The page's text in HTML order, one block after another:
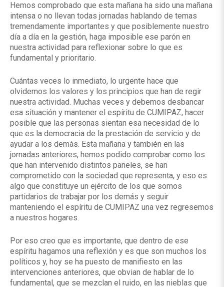
Hemos comprobado que esta mañana ha sido una mañana
intensa o no llevan todas jornadas hablando de temas
tremendamente importantes y que posiblemente nuestro
día a día en la gestión, haga imposible ese parón en
nuestra actividad para reflexionar sobre lo que es
fundamental y prioritario.
Cuántas veces lo inmediato, lo urgente hace que
olvidemos los valores y los principios que han de regir
nuestra actividad. Muchas veces y debemos desbancar
esa situación y mantener el espíritu de CUMIPAZ, hacer
posible que las personas sientan esa necesidad de lo
que es la democracia de la prestación de servicio y de
ayudar a los demás. Esta mañana y también en las
jornadas anteriores, hemos podido comprobar como los
que han intervenido distintos paneles, se han
comprometido con la sociedad que representa, y eso es
algo que constituye un ejército de los que somos
partidarios de trabajar por los demás y seguir
manteniendo el espíritu de CUMIPAZ una vez regresemos
a nuestros hogares.
Por eso creo que es importante, que dentro de ese
espíritu hagamos una reflexión y es que son muchos los
políticos y, hoy se ha puesto de manifiesto en las
intervenciones anteriores, que obvian de hablar de lo
fundamental, que se mezclan el ruido, en las nieblas que